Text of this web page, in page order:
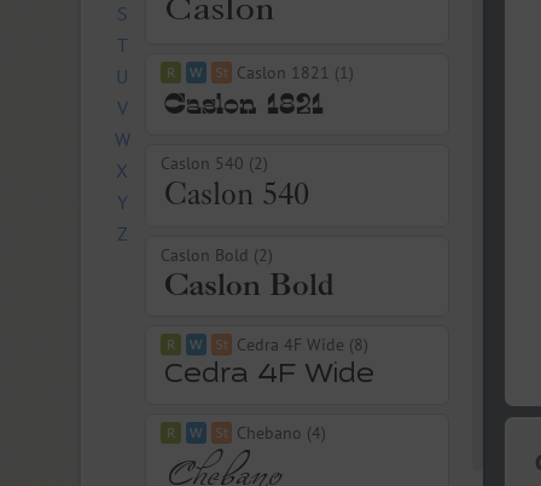
S
T
U
V
W
X
Y
Z
Caslon 1821 (1)
Caslon 540 (2)
Caslon Bold (2)
Cedra 4F Wide (8)
Chebano (4)